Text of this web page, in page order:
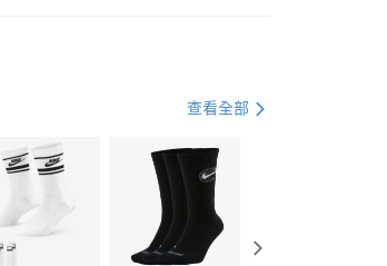
，再付款。
】
享後付」後，將跳轉至「AFTEE先享後
確認金額後，即可完成結帳。
繳費通知簡訊。
以上)免運費
以上)免運費
系列
閒鞋 4折起
服6折起
查看全部